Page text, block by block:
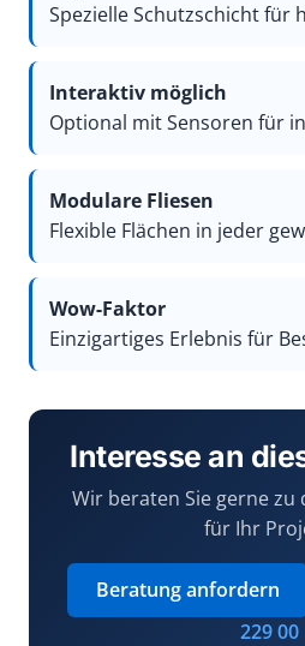
Spezielle Schutzschicht für
Interaktiv möglich
Optional mit Sensoren für
Modulare Fliesen
Flexible Flächen in jeder
Wow-Faktor
Einzigartiges Erlebnis für
Interesse an
Wir beraten Sie gerne zu
für Ihr
Beratung anfordern
229 00